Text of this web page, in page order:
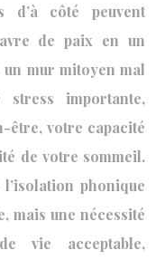
d’à côté peuvent
de paix en un
mur mitoyen mal
importante,
être, votre capacité
de votre sommeil.
phonique
mais une nécessité
vie acceptable,